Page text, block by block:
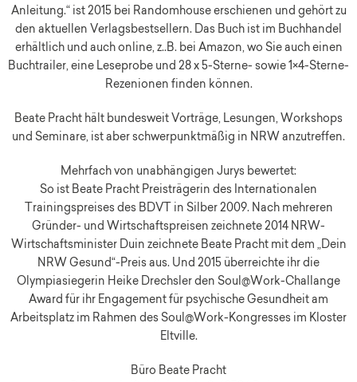
Anleitung.“ ist 2015 bei Randomhouse erschienen und gehört zu
den aktuellen Verlagsbestsellern. Das Buch ist im Buchhandel
erhältlich und auch online, z..B. bei Amazon, wo Sie auch einen
Buchtrailer, eine Leseprobe und 28 x 5-Sterne- sowie 1×4-Sterne-
Rezenionen finden können.
Beate Pracht hält bundesweit Vorträge, Lesungen, Workshops
und Seminare, ist aber schwerpunktmäßig in NRW anzutreffen.
Mehrfach von unabhängigen Jurys bewertet:
So ist Beate Pracht Preisträgerin des Internationalen
Trainingspreises des BDVT in Silber 2009. Nach mehreren
Gründer- und Wirtschaftspreisen zeichnete 2014 NRW-
Wirtschaftsminister Duin zeichnete Beate Pracht mit dem „Dein
NRW Gesund“-Preis aus. Und 2015 überreichte ihr die
Olympiasiegerin Heike Drechsler den Soul@Work-Challange
Award für ihr Engagement für psychische Gesundheit am
Arbeitsplatz im Rahmen des Soul@Work-Kongresses im Kloster
Eltville.
Büro Beate Pracht